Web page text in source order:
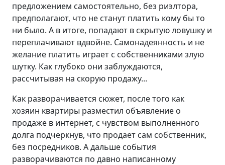
предложением самостоятельно, без риэлтора,
предполагают, что не станут платить кому бы то
ни было. А в итоге, попадают в скрытую ловушку и
переплачивают вдвойне. Самонадеянность и не
желание платить играет с собственниками злую
шутку. Как глубоко они заблуждаются,
рассчитывая на скорую продажу...
Как разворачивается сюжет, после того как
хозяин квартиры разместил объявление о
продаже в интернет, с чувством выполненного
долга подчеркнув, что продает сам собственник,
без посредников. А дальше события
разворачиваются по давно написанному